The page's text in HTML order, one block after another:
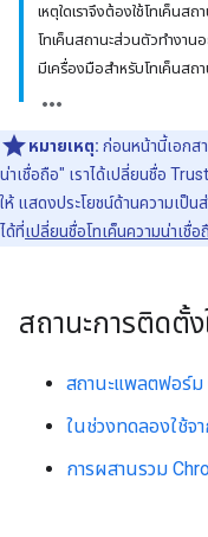
เหตุใดเราจึงต้องใช้โทเค็นสถ
โทเค็นสถานะส่วนตัวทำงานอ
มีเครื่องมือสำหรับโทเค็นสถ
หมายเหตุ: ก่อนหน้านี้เอกส
น่าเชื่อถือ" เราได้เปลี่ยนชื่อ
ให้ แสดงประโยชน์ด้านความเป็
ได้ที่เปลี่ยนชื่อโทเค็นความน่าเชื่
สถานะการติดตั้ง
สถานะแพลตฟอร์ม
ในช่วงทดลองใช้จ
การผสานรวม